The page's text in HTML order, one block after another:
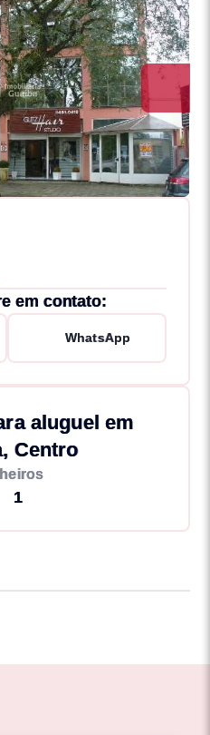
em contato:
WhatsApp
aluguel em
Centro
1